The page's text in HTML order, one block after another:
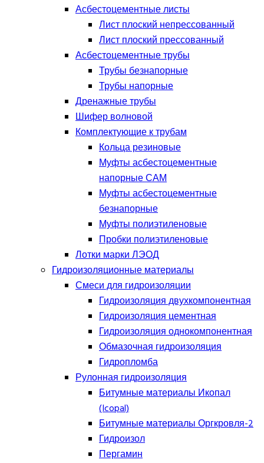
Асбестоцементные листы
Лист плоский непрессованный
Лист плоский прессованный
Асбестоцементные трубы
Трубы безнапорные
Трубы напорные
Дренажные трубы
Шифер волновой
Комплектующие к трубам
Кольца резиновые
Муфты асбестоцементные
напорные САМ
Муфты асбестоцементные
безнапорные
Муфты полиэтиленовые
Пробки полиэтиленовые
Лотки марки ЛЭОД
Гидроизоляционные материалы
Смеси для гидроизоляции
Гидроизоляция двухкомпонентная
Гидроизоляция цементная
Гидроизоляция однокомпонентная
Обмазочная гидроизоляция
Гидропломба
Рулонная гидроизоляция
Битумные материалы Икопал
(Icopal)
Битумные материалы Оргкровля-2
Гидроизол
Пергамин